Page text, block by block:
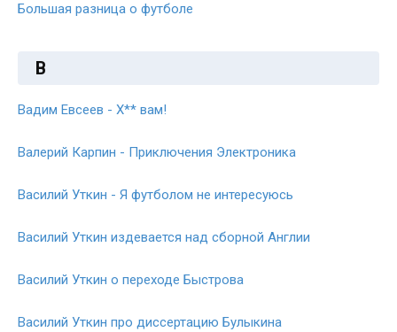
Большая разница о футболе
В
Вадим Евсеев - Х** вам!
Валерий Карпин - Приключения Электроника
Василий Уткин - Я футболом не интересуюсь
Василий Уткин издевается над сборной Англии
Василий Уткин о переходе Быстрова
Василий Уткин про диссертацию Булыкина